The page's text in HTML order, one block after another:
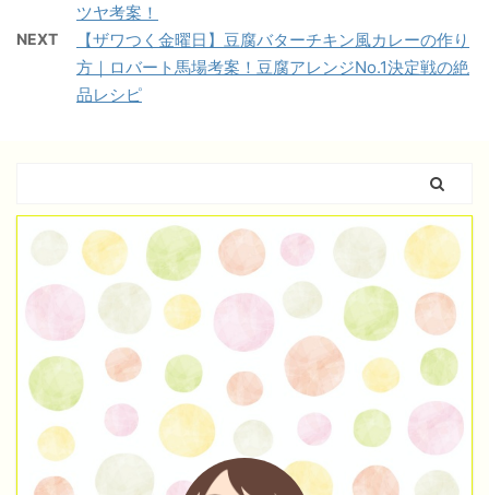
ツヤ考案！
NEXT
【ザワつく金曜日】豆腐バターチキン風カレーの作り
方｜ロバート馬場考案！豆腐アレンジNo.1決定戦の絶
品レシピ